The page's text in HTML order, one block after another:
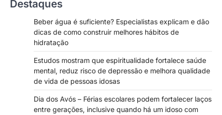
Destaques
Beber água é suficiente? Especialistas explicam e dão
dicas de como construir melhores hábitos de
hidratação
Estudos mostram que espiritualidade fortalece saúde
mental, reduz risco de depressão e melhora qualidade
de vida de pessoas idosas
Dia dos Avós – Férias escolares podem fortalecer laços
entre gerações, inclusive quando há um idoso com